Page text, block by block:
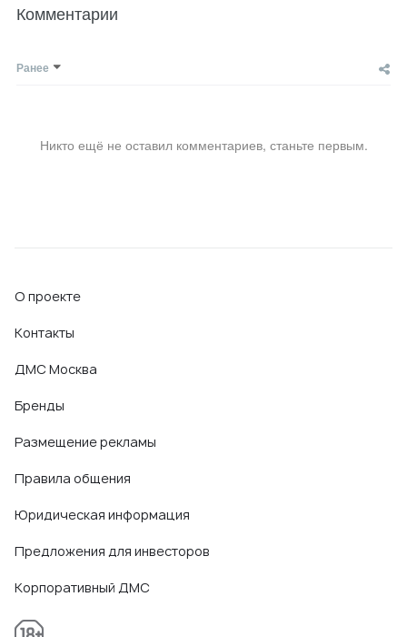
Комментарии
Ранее
Никто ещё не оставил комментариев, станьте первым.
О проекте
Контакты
ДМС Москва
Бренды
Размещение рекламы
Правила общения
Юридическая информация
Предложения для инвесторов
Корпоративный ДМС